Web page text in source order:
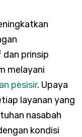
prinsip
melayani
pesisir. Upaya
layanan yang
nasabah
kondisi